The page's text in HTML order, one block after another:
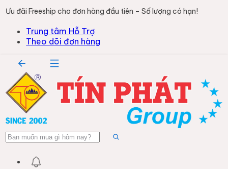
Ưu đãi Freeship cho đơn hàng đầu tiên – Số lượng có hạn!
Trung tâm Hỗ Trợ
Theo dõi đơn hàng